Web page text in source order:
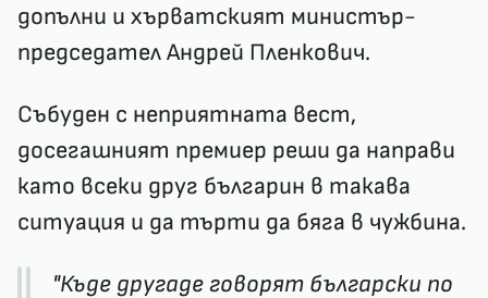
допълни и хърватският министър-
председател Андрей Пленкович.
Събуден с неприятната вест,
досегашният премиер реши да направи
като всеки друг българин в такава
ситуация и да търти да бяга в чужбина.
"Къде другаде говорят български по